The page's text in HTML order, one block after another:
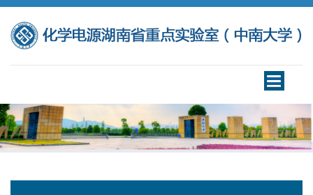
Toggle
navigation